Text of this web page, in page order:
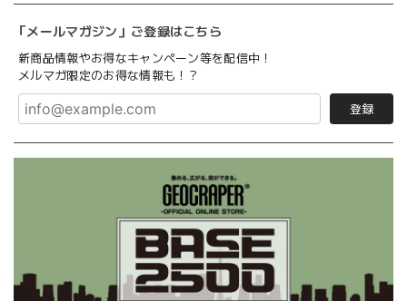
「メールマガジン」ご登録はこちら
新商品情報やお得なキャンペーン等を配信中！
メルマガ限定のお得な情報も！？
登録